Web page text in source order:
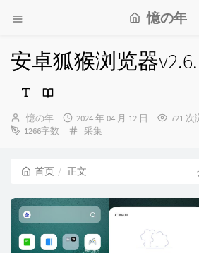
憶の年
安卓狐猴浏览器
博
主：
憶の年
发
布
2024 年 04 月 12 日 721 次
1266字数
分
采集
首页 正文